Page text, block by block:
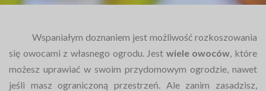
Wspaniałym doznaniem jest możliwość rozkoszowania
się owocami z własnego ogrodu. Jest wiele owoców, które
możesz uprawiać w swoim przydomowym ogrodzie, nawet
jeśli masz ograniczoną przestrzeń. Ale zanim zasadzisz,